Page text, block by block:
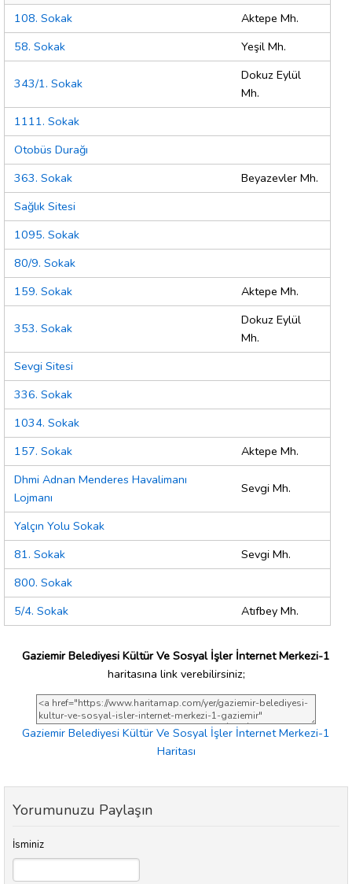
108. Sokak
Aktepe Mh.
58. Sokak
Yeşil Mh.
343/1. Sokak
Dokuz Eylül
Mh.
1111. Sokak
Otobüs Durağı
363. Sokak
Beyazevler Mh.
Sağlık Sitesi
1095. Sokak
80/9. Sokak
159. Sokak
Aktepe Mh.
353. Sokak
Dokuz Eylül
Mh.
Sevgi Sitesi
336. Sokak
1034. Sokak
157. Sokak
Aktepe Mh.
Dhmi Adnan Menderes Havalimanı
Lojmanı
Sevgi Mh.
Yalçın Yolu Sokak
81. Sokak
Sevgi Mh.
800. Sokak
5/4. Sokak
Atıfbey Mh.
Gaziemir Belediyesi Kültür Ve Sosyal İşler İnternet Merkezi-1
haritasına link verebilirsiniz;
Gaziemir Belediyesi Kültür Ve Sosyal İşler İnternet Merkezi-1
Haritası
Yorumunuzu Paylaşın
İsminiz